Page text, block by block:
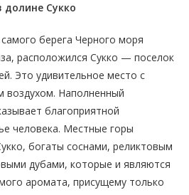
Сукко
берега Черного моря
расположился Сукко — поселок
Это удивительное место с
воздухом. Наполненный
благоприятной
человека. Местные горы
богаты соснами, реликтовым
дубами, которые и являются
аромата, присущему только